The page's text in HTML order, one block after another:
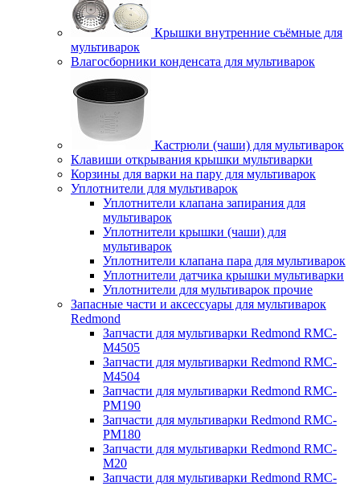
Крышки внутренние съёмные для
мультиварок
Влагосборники конденсата для мультиварок
Кастрюли (чаши) для мультиварок
Клавиши открывания крышки мультиварки
Корзины для варки на пару для мультиварок
Уплотнители для мультиварок
Уплотнители клапана запирания для
мультиварок
Уплотнители крышки (чаши) для
мультиварок
Уплотнители клапана пара для мультиварок
Уплотнители датчика крышки мультиварки
Уплотнители для мультиварок прочие
Запасные части и аксессуары для мультиварок
Redmond
Запчасти для мультиварки Redmond RMC-
M4505
Запчасти для мультиварки Redmond RMC-
M4504
Запчасти для мультиварки Redmond RMC-
PM190
Запчасти для мультиварки Redmond RMC-
PM180
Запчасти для мультиварки Redmond RMC-
M20
Запчасти для мультиварки Redmond RMC-